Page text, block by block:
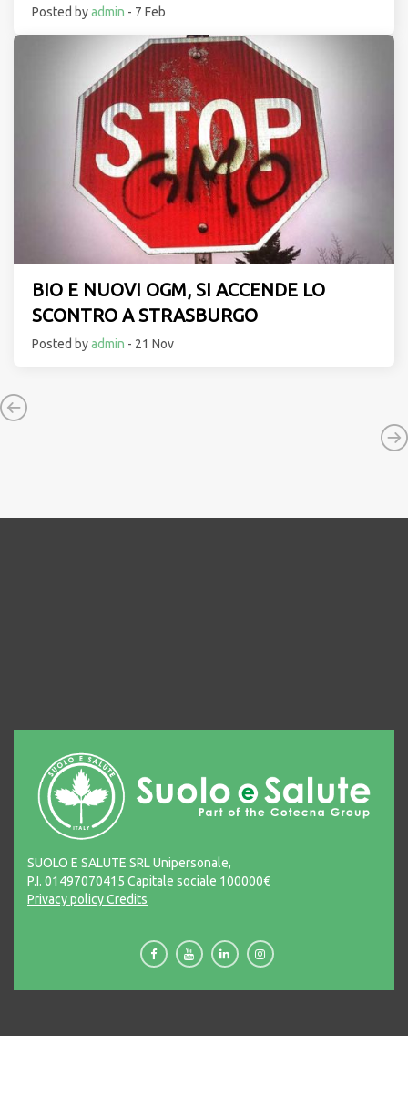
Posted byadmin - 7 Feb
BIO E NUOVI OGM, SI ACCENDE LO
SCONTRO A STRASBURGO
Posted byadmin - 21 Nov
SUOLO E SALUTE SRL Unipersonale,
P.I. 01497070415 Capitale sociale 100000€
Privacy policyCredits